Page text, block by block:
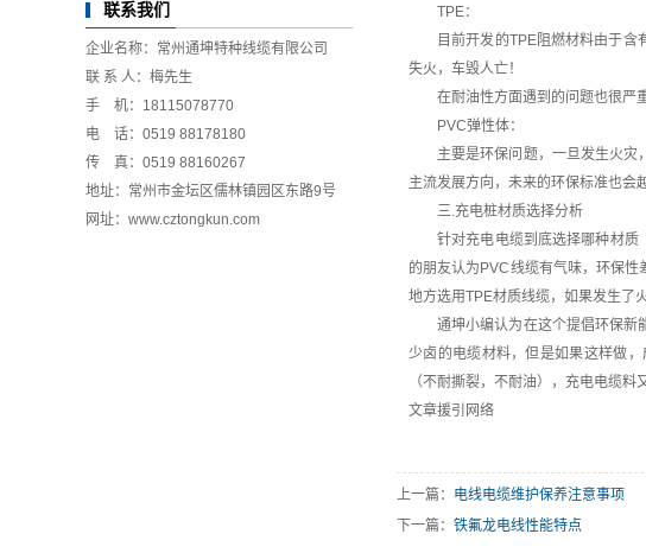
联系我们
企业名称：常州通坤特种线缆有限公司
联 系 人：梅先生
手 机：18115078770
电 话：0519 88178180
传 真：0519 88160267
地址：常州市金坛区儒林镇园区东路9号
网址： www.cztongkun.com
TPE：
目前开发的TPE阻燃材料由于
失火，车毁人亡！
在耐油性方面遇到的问题也很严
PVC弹性体：
主要是环保问题，一旦发生火
主流发展方向，未来的环保标准也会
三.充电桩材质选择分析
针对充电电缆到底选择哪种材质
的朋友认为PVC线缆有气味，环保
地方选用TPE材质线缆，如果发生了
通坤小编认为在这个提倡环保新
少卤的电缆材料，但是如果这样做
（不耐撕裂，不耐油），充电电缆
文章援引网络
上一篇： 电线电缆维护保养注意事项
下一篇： 铁氟龙电线性能特点